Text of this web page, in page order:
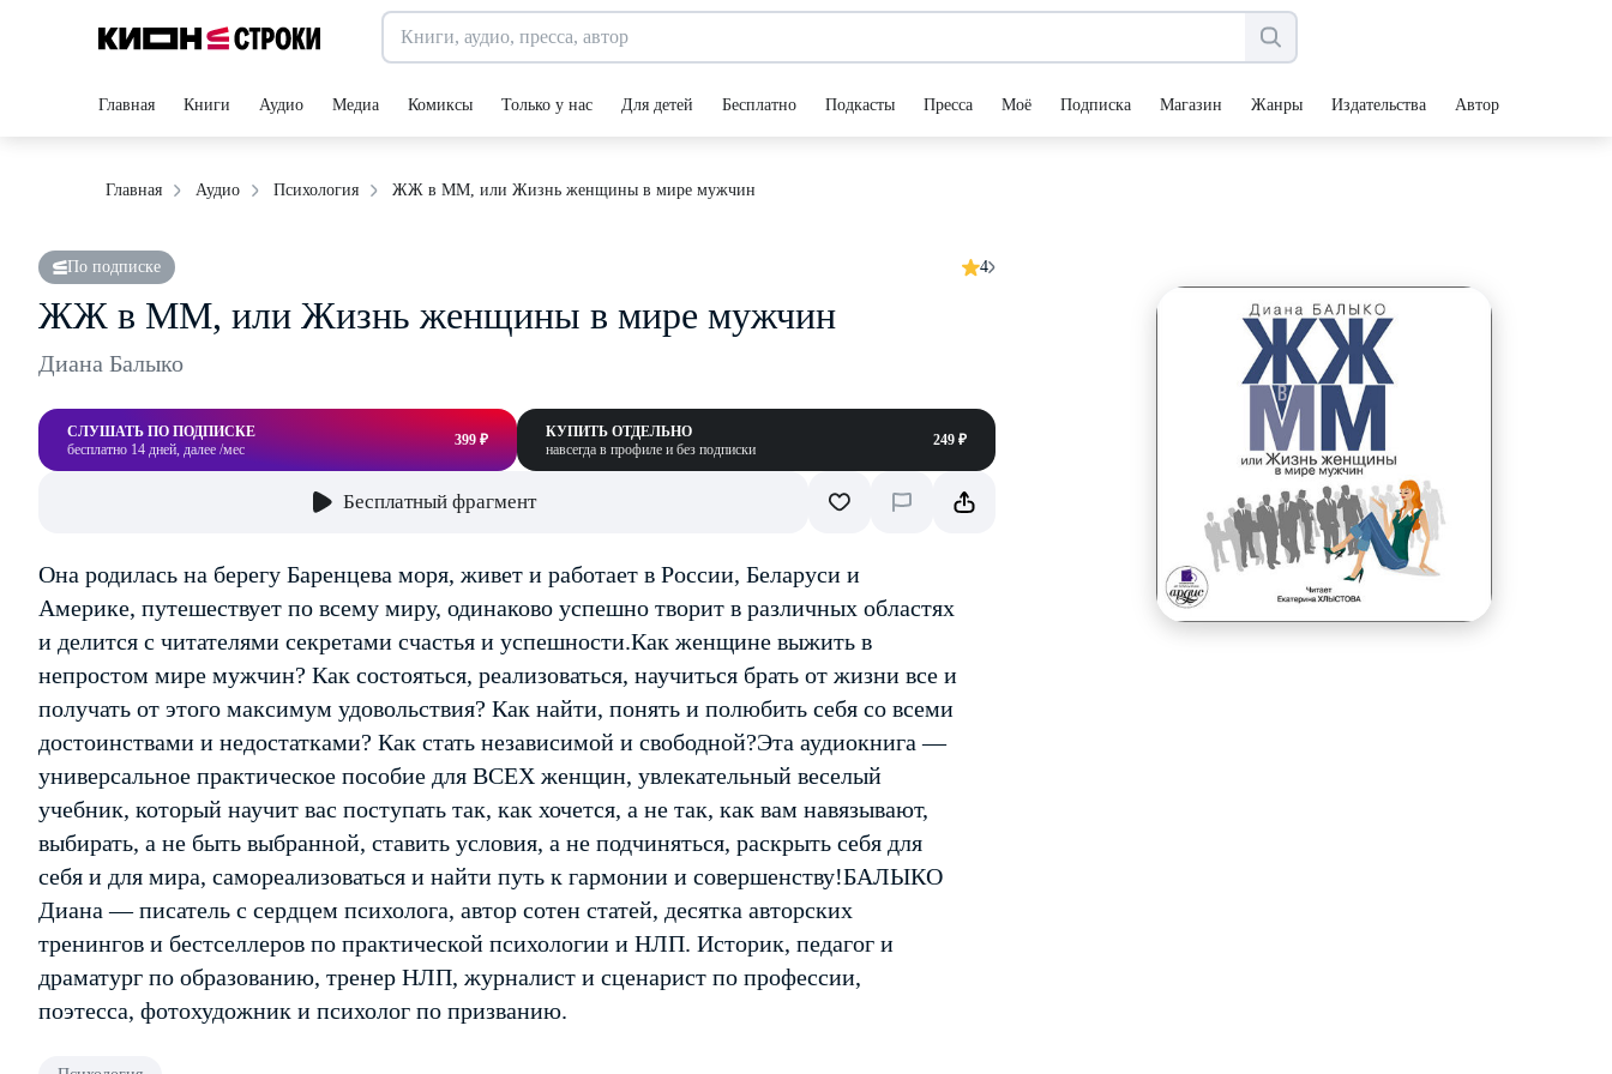
Главная Книги Аудио Медиа Комиксы Только у нас Для детей Бесплатно Подкасты Пресса Моё Подписка Магазин Жанры Издательства Авторы
Главная Аудио Психология ЖЖ в ММ, или Жизнь женщины в мире мужчин
По подписке 4
ЖЖ в ММ, или Жизнь женщины в мире мужчин
Диана Балыко
СЛУШАТЬ ПО ПОДПИСКЕ
бесплатно 14 дней, далее /мес
399 ₽
КУПИТЬ ОТДЕЛЬНО
навсегда в профиле и без подписки
249 ₽
Бесплатный фрагмент
Она родилась на берегу Баренцева моря, живет и работает в России, Беларуси и
Америке, путешествует по всему миру, одинаково успешно творит в различных областях
и делится с читателями секретами счастья и успешности.Как женщине выжить в
непростом мире мужчин? Как состояться, реализоваться, научиться брать от жизни все и
получать от этого максимум удовольствия? Как найти, понять и полюбить себя со всеми
достоинствами и недостатками? Как стать независимой и свободной?Эта аудиокнига —
универсальное практическое пособие для ВСЕХ женщин, увлекательный веселый
учебник, который научит вас поступать так, как хочется, а не так, как вам навязывают,
выбирать, а не быть выбранной, ставить условия, а не подчиняться, раскрыть себя для
себя и для мира, самореализоваться и найти путь к гармонии и совершенству!БАЛЫКО
Диана — писатель с сердцем психолога, автор сотен статей, десятка авторских
тренингов и бестселлеров по практической психологии и НЛП. Историк, педагог и
драматург по образованию, тренер НЛП, журналист и сценарист по профессии,
поэтесса, фотохудожник и психолог по призванию.